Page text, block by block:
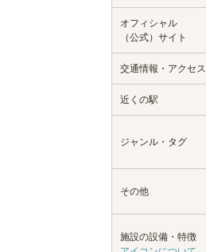
オフィシャル
（公式）サイト
交通情報・アクセス
近くの駅
ジャンル・タグ
その他
施設の設備・特徴